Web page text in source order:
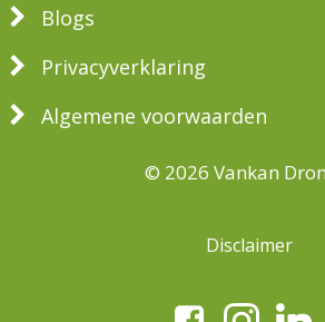
Blogs
Privacyverklaring
Algemene voorwaarden
© 2026 Vankan
Disclaimer